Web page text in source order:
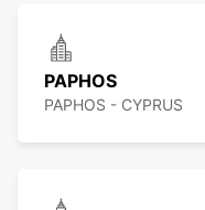
PAPHOS
PAPHOS - CYPRUS